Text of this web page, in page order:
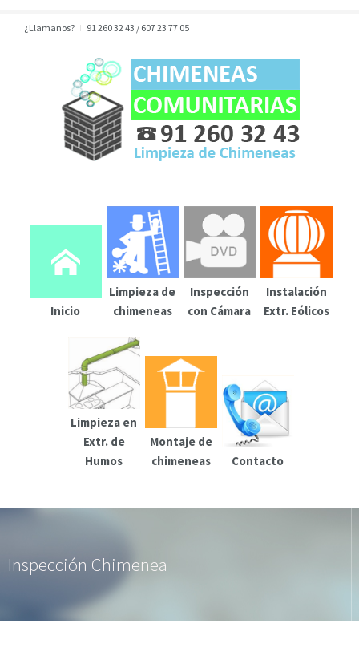
¿Llamanos? 91 260 32 43 / 607 23 77 05
Inicio
Limpieza de
chimeneas
Inspección
con Cámara
Instalación
Extr. Eólicos
Limpieza en
Extr. de
Humos
Montaje de
chimeneas
Contacto
Inspección Chimenea